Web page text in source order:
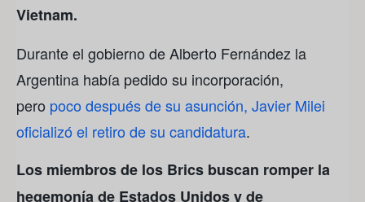
Vietnam.
Durante el gobierno de Alberto Fernández la
Argentina había pedido su incorporación,
pero poco después de su asunción, Javier Milei
oficializó el retiro de su candidatura.
Los miembros de los Brics buscan romper la
hegemonía de Estados Unidos y de